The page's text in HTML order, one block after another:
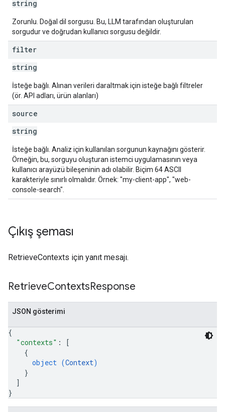
string
Zorunlu. Doğal dil sorgusu. Bu, LLM tarafından oluşturulan
sorgudur ve doğrudan kullanıcı sorgusu değildir.
filter
string
İsteğe bağlı. Alınan verileri daraltmak için isteğe bağlı filtreler
(ör. API adları, ürün alanları)
source
string
İsteğe bağlı. Analiz için kullanılan sorgunun kaynağını gösterir.
Örneğin, bu, sorguyu oluşturan istemci uygulamasının veya
kullanıcı arayüzü bileşeninin adı olabilir. Biçim 64 ASCII
karakteriyle sınırlı olmalıdır. Örnek: "my-client-app", "web-
console-search".
Çıkış şeması
RetrieveContexts için yanıt mesajı.
RetrieveContextsResponse
JSON gösterimi
{
"contexts" :
[
{
object (Context)
}
]
}